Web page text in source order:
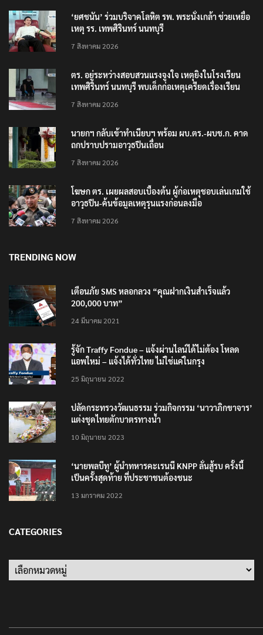
‘ยศชนัน’ ร่วมบริจาคโลหิต รพ. พระนั่งเกล้า ช่วยเหยื่อ
เหตุ รร. เทพศิรินทร์ นนทบุรี
7 สิงหาคม 2026
ตร. อยู่ระหว่างสอบสวนแรงจูงใจ เหตุยิงในโรงเรียน
เทพศิรินทร์ นนทบุรี พบเด็กก่อเหตุเครียดเรื่องเรียน
7 สิงหาคม 2026
นายกฯ กลับเข้าทำเนียบฯ พร้อม ผบ.ตร.-ผบช.ก. คาด
ถกปราบปรามอาวุธปืนเถื่อน
7 สิงหาคม 2026
โฆษก ตร. เผยผลสอบเบื้องต้น ผู้ก่อเหตุชอบเล่นเกมใช้
อาวุธปืน-ค้นข้อมูลเหตุรุนแรงก่อนลงมือ
7 สิงหาคม 2026
TRENDING NOW
เตือนภัย SMS หลอกลวง “คุณฝากเงินสำเร็จแล้ว
200,000 บาท”
24 มีนาคม 2021
รู้จัก Traffy Fondue – แจ้งผ่านไลน์ได้ไม่ต้อง โหลด
แอพใหม่ – แจ้งได้ทั่วไทย ไม่ใช่แค่ในกรุง
25 มิถุนายน 2022
ปลัดกระทรวงวัฒนธรรม ร่วมกิจกรรม ‘นาวาภิกขาจาร’
แต่งชุดไทยตักบาตรทางน้ำ
10 มิถุนายน 2023
‘นายพลบีทู’ ผู้นำทหารคะเรนนี KNPP ลั่นสู้รบ ครั้งนี้
เป็นครั้งสุดท้าย ที่ประชาชนต้องชนะ
13 มกราคม 2022
CATEGORIES
Categories